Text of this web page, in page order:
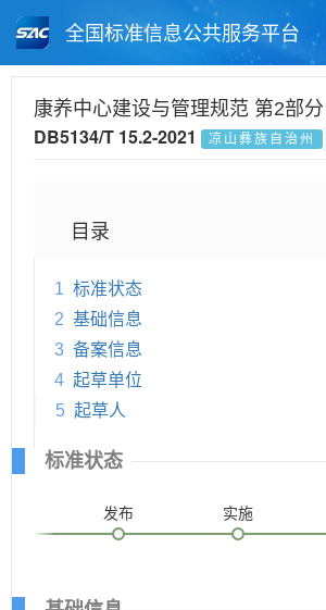
全国标准信息公共服务平台
月报查询 标准公告查询
康养中心建设与管理规范 第2部
DB5134/T 15.2-2021 凉山彝族自治州
目录
1 标准状态
2 基础信息
3 备案信息
4 起草单位
5 起草人
标准状态
发布 实施